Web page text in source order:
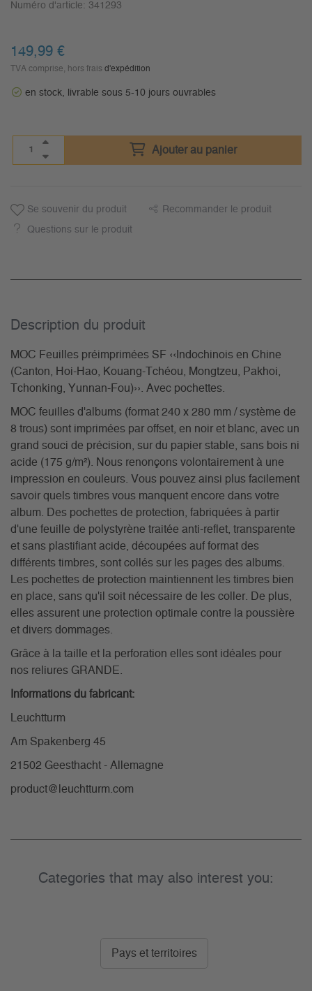
Numéro d'article: 341293
149,99 €
TVA comprise, hors frais d'expédition
en stock, livrable sous 5-10 jours ouvrables
Ajouter au panier
Se souvenir du produit Recommander le produit
Questions sur le produit
Description du­ produit
MOC Feuilles préimprimées SF ‹‹Indochinois en Chine
(Canton, Hoi-Hao, Kouang-Tchéou, Mongtzeu, Pakhoi,
Tchonking, Yunnan-Fou)››. Avec pochettes.
MOC feuilles d'albums (format 240 x 280 mm / système de
8 trous) sont imprimées par offset, en noir et blanc, avec un
grand souci de précision, sur du papier stable, sans bois ni
acide (175 g/m²). Nous renonçons volontairement à une
impression en couleurs. Vous pouvez ainsi plus facilement
savoir quels timbres vous manquent encore dans votre
album. Des pochettes de protection, fabriquées à partir
d'une feuille de polystyrène traitée anti-reflet, transparente
et sans plastifiant acide, découpées auf format des
différents timbres, sont collés sur les pages des albums.
Les pochettes de protection maintiennent les timbres bien
en place, sans qu'il soit nécessaire de les coller. De plus,
elles assurent une protection optimale contre la poussière
et divers dommages.
Grâce à la taille et la perforation elles sont idéales pour
nos reliures GRANDE.
Informations du fabricant:
Leuchtturm
Am Spakenberg 45
21502 Geesthacht - Allemagne
product@leuchtturm.com
Categories that may also interest you:
Pays et territoires